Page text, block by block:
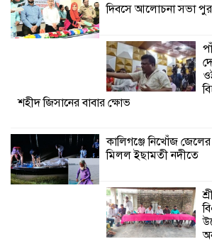
শ্যামনগরে জলবায়ু
প্রকল্পের অংশগ্রহণমূলক
শ্যামনগরে বনবিভাগ ও
দিবসে আলোচনা সভা
শহীদ জিসানের বাবার ক্ষোভ
কালিগঞ্জে নিখোঁজ
মিলল ইছামতী নদীতে